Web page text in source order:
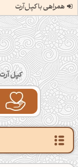
همراهی با کپل‌آرت